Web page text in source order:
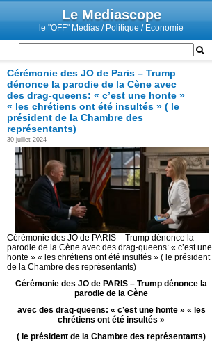
Le Mediascope
le "OFF" Medias / Politique / Economie
Cérémonie des JO de Paris – Trump
dénonce la parodie de la Cène avec
des drag-queens: « c’est une honte »
« les chrétiens ont été insultés » ( le
président de la Chambre des
représentants)
30 juillet 2024
Cérémonie des JO de PARIS – Trump dénonce la
parodie de la Cène avec des drag-queens: « c’est une
honte » « les chrétiens ont été insultés » ( le président
de la Chambre des représentants)
Cérémonie des JO de PARIS – Trump dénonce la
parodie de la Cène
avec des drag-queens: « c’est une honte » « les
chrétiens ont été insultés »
( le président de la Chambre des représentants)